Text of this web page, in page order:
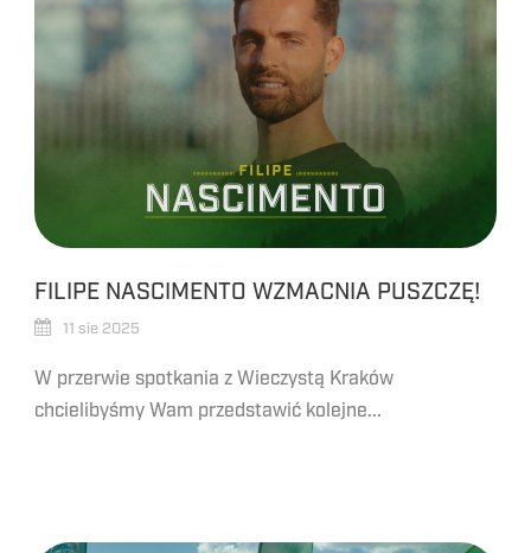
FILIPE NASCIMENTO WZMACNIA PUSZCZĘ!
11 sie 2025
W przerwie spotkania z Wieczystą Kraków
chcielibyśmy Wam przedstawić kolejne...